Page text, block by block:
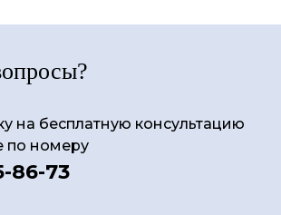
на бесплатную консультацию
по номеру
86-73